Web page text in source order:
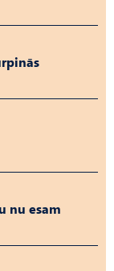
nu esam